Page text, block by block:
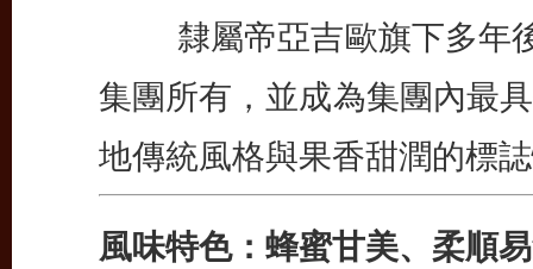
隸屬帝亞吉歐旗下多年
集團所有，並成為集團內最
地傳統風格與果香甜潤的標
風味特色：蜂蜜甘美、柔順